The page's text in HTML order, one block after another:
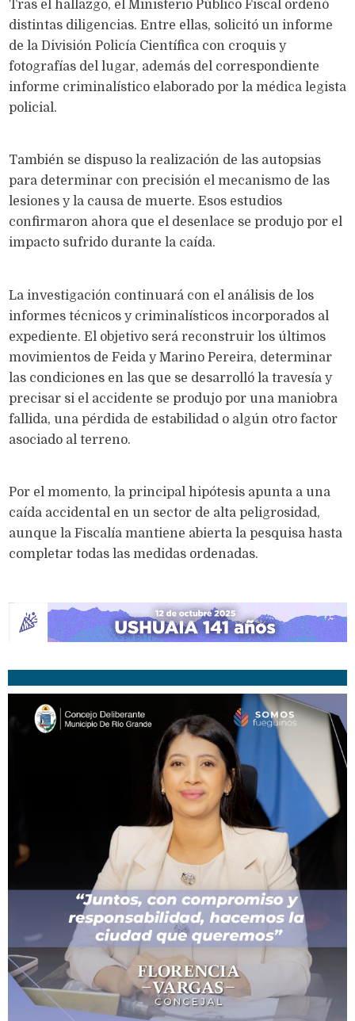
Tras el hallazgo, el Ministerio Público Fiscal ordenó
distintas diligencias. Entre ellas, solicitó un informe
de la División Policía Científica con croquis y
fotografías del lugar, además del correspondiente
informe criminalístico elaborado por la médica legista
policial.
También se dispuso la realización de las autopsias
para determinar con precisión el mecanismo de las
lesiones y la causa de muerte. Esos estudios
confirmaron ahora que el desenlace se produjo por el
impacto sufrido durante la caída.
La investigación continuará con el análisis de los
informes técnicos y criminalísticos incorporados al
expediente. El objetivo será reconstruir los últimos
movimientos de Feida y Marino Pereira, determinar
las condiciones en las que se desarrolló la travesía y
precisar si el accidente se produjo por una maniobra
fallida, una pérdida de estabilidad o algún otro factor
asociado al terreno.
Por el momento, la principal hipótesis apunta a una
caída accidental en un sector de alta peligrosidad,
aunque la Fiscalía mantiene abierta la pesquisa hasta
completar todas las medidas ordenadas.